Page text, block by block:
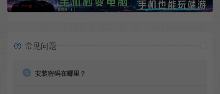
常见问题
安装密码在哪里？